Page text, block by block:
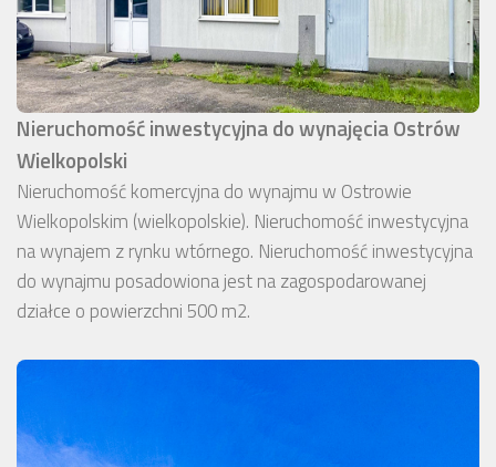
Nieruchomość inwestycyjna do wynajęcia Ostrów
Wielkopolski
Nieruchomość komercyjna do wynajmu w Ostrowie
Wielkopolskim (wielkopolskie). Nieruchomość inwestycyjna
na wynajem z rynku wtórnego. Nieruchomość inwestycyjna
do wynajmu posadowiona jest na zagospodarowanej
działce o powierzchni 500 m2.